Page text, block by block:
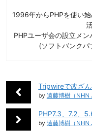
1996年からPHPを使い
PHPユーザ会の設立メン
(ソフトバンクパ
Tripwireで改ざ
by 遠藤博樹（NHN
PHP7.3、7.2、
by 遠藤博樹（NHN